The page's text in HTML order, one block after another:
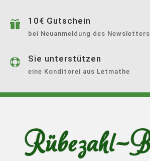
 10€ Gutschein
bei Neuanmeldung des Newsletters
 Sie unterstützen
eine Konditorei aus Letmathe